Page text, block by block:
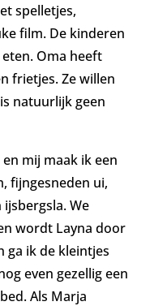
spelletjes,
film. De kinderen
Oma heeft
frietjes. Ze willen
natuurlijk geen
mij maak ik een
fijngesneden ui,
We
wordt Layna door
ga ik de kleintjes
even gezellig een
Als Marja